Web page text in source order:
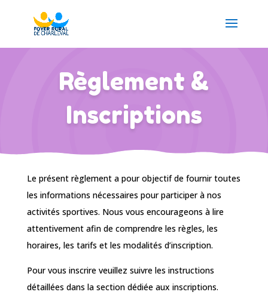
Règlement &
Inscriptions
Le présent règlement a pour objectif de fournir toutes
les informations nécessaires pour participer à nos
activités sportives. Nous vous encourageons à lire
attentivement afin de comprendre les règles, les
horaires, les tarifs et les modalités d’inscription.
Pour vous inscrire veuillez suivre les instructions
détaillées dans la section dédiée aux inscriptions.